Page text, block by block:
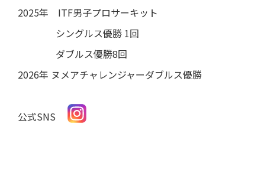
2025年 ITF男子プロサーキット
シングルス優勝 1回
ダブルス優勝8回
2026年 ヌメアチャレンジャーダブルス優勝
公式SNS